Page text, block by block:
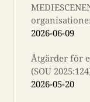
2026-06-09
Åtgärder för
(SOU
2026-05-20